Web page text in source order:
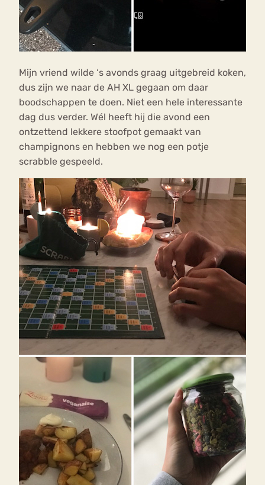
Mijn vriend wilde ‘s avonds graag uitgebreid koken,
dus zijn we naar de AH XL gegaan om daar
boodschappen te doen. Niet een hele interessante
dag dus verder. Wél heeft hij die avond een
ontzettend lekkere stoofpot gemaakt van
champignons en hebben we nog een potje
scrabble gespeeld.